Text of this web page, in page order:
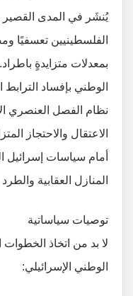
يُنشَر في المدى
الفلسطينيين تعسفيًا
بمعدلات متزايدةٍ
الوطني بإفساد
نظام الفصل العنصري
الاعتقال والاحتجاز
أمام سياسات إسرائيل
المنازل العقابية
توصيات سياساتية
لا بد من اتخاذ
الوطني الإسرائيلي: